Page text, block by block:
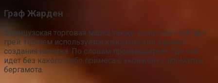
Граф Жарден
Французская торговая марка также выпускает чай Эрл
грей. Причем используется классический вариант
создания напитка. По словам производителя. Где чай
идет без какого-либо примеса с «конжой» с ароматом
бергамота.